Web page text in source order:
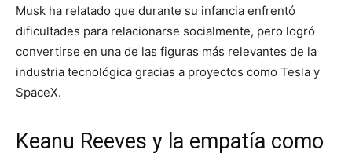
Musk ha relatado que durante su infancia enfrentó
dificultades para relacionarse socialmente, pero logró
convertirse en una de las figuras más relevantes de la
industria tecnológica gracias a proyectos como Tesla y
SpaceX.
Keanu Reeves y la empatía como